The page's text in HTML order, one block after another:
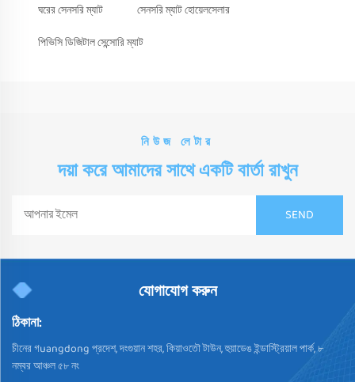
ঘরের সেনসরি ম্যাট
সেনসরি ম্যাট হোয়েলসেলার
পিভিসি ডিজিটাল সেন্সোরি ম্যাট
নিউজ লেটার
দয়া করে আমাদের সাথে একটি বার্তা রাখুন
যোগাযোগ করুন
ঠিকানা:
চীনের গuangdong প্রদেশ, দংগুয়ান শহর, কিয়াওতৌ টাউন, হুয়াডেঙ ইন্ডাস্ট্রিয়াল পার্ক, ৮
নম্বর আঞ্চল ৫৮ নং